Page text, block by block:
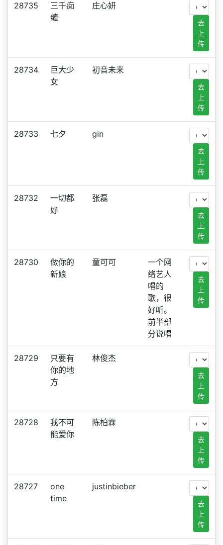
28735
三千痴
缠
庄心妍
去
上
传
28734
巨大少
女
初音未来
去
上
传
28733 七夕 gin
去
上
传
28732
一切都
好
张磊
去
上
传
28730
做你的
新娘
童可可
一个网
络艺人
唱的
歌，很
好听。
前半部
分说唱
去
上
传
28729
只要有
你的地
方
林俊杰
去
上
传
28728
我不可
能爱你
陈柏霖
去
上
传
28727
one
time
justinbieber
去
上
传